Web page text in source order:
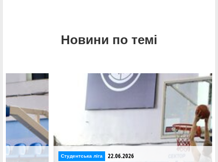
Новини по темі
Студентська ліга 22.06.2026